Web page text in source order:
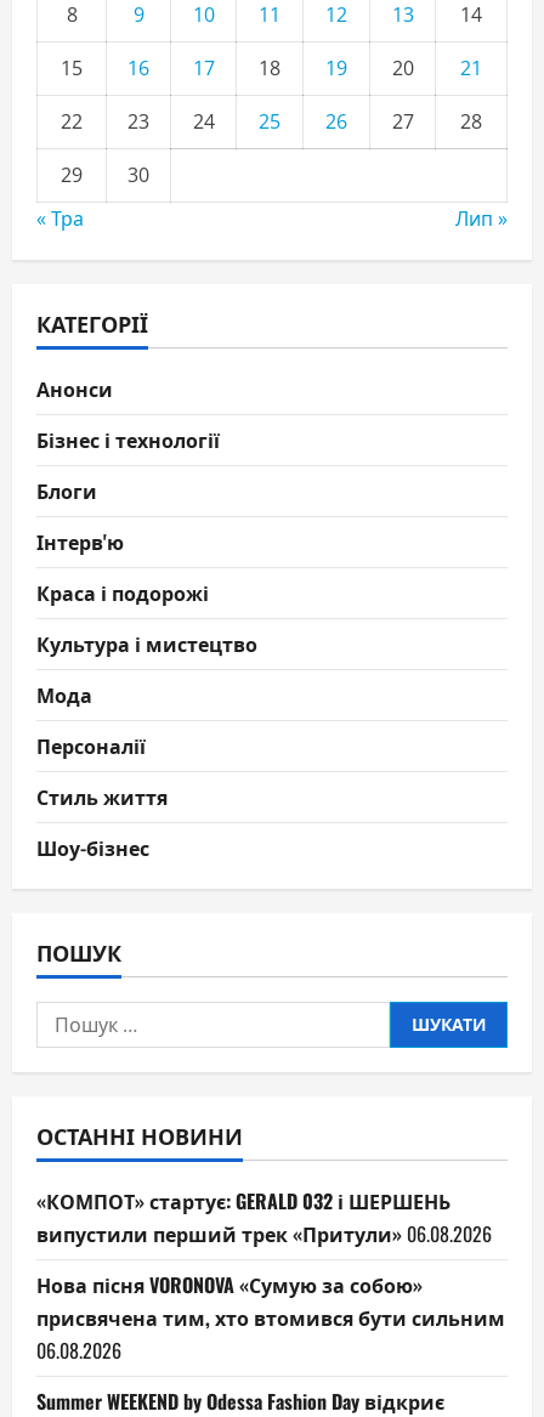
8 9 10 11 12 13
14
15
16 17 18 19 20
21
22
23 24 25 26 27
28
29
30
« Тра
Лип »
КАТЕГОРІЇ
Анонси
Бізнес і технології
Блоги
Інтерв'ю
Краса і подорожі
Культура і мистецтво
Мода
Персоналії
Стиль життя
Шоу-бізнес
ПОШУК
Пошук:
ОСТАННІ НОВИНИ
«КОМПОТ» стартує: GERALD 032 і ШЕРШЕНЬ
випустили перший трек «Притули» 06.08.2026
Нова пісня VORONOVA «Сумую за собою»
присвячена тим, хто втомився бути сильним
06.08.2026
Summer WEEKEND by Odessa Fashion Day відкриє